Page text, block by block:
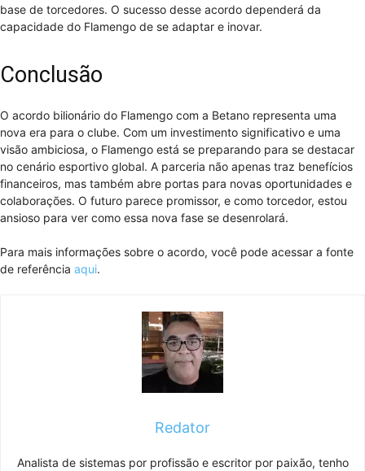
base de torcedores. O sucesso desse acordo dependerá da
capacidade do Flamengo de se adaptar e inovar.
Conclusão
O acordo bilionário do Flamengo com a Betano representa uma
nova era para o clube. Com um investimento significativo e uma
visão ambiciosa, o Flamengo está se preparando para se destacar
no cenário esportivo global. A parceria não apenas traz benefícios
financeiros, mas também abre portas para novas oportunidades e
colaborações. O futuro parece promissor, e como torcedor, estou
ansioso para ver como essa nova fase se desenrolará.
Para mais informações sobre o acordo, você pode acessar a fonte
de referência aqui.
Redator
Analista de sistemas por profissão e escritor por paixão, tenho